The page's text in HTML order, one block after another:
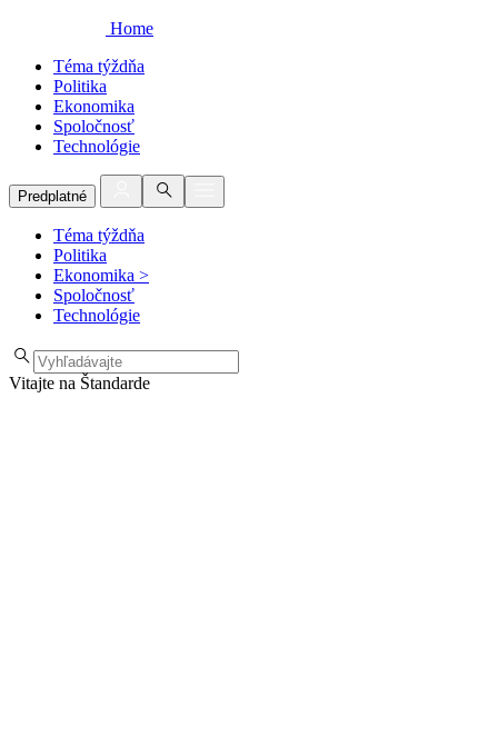
Home
Téma týždňa
Politika
Ekonomika
Spoločnosť
Technológie
Predplatné
Téma týždňa
Politika
Ekonomika >
Spoločnosť
Technológie
Vitajte na Štandarde